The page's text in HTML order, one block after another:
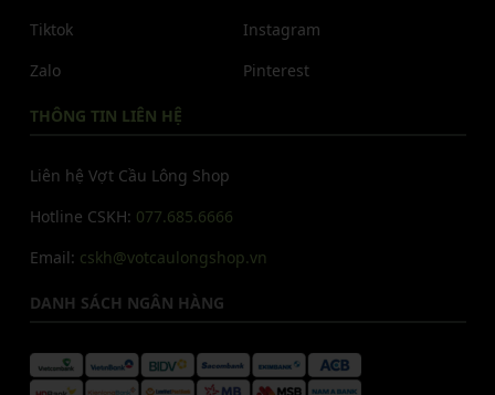
Tiktok
Zalo
Instagram
Pinterest
THÔNG TIN LIÊN HỆ
Liên hệ Vợt Cầu Lông Shop
Hotline CSKH: 077.685.6666
Email: cskh@votcaulongshop.vn
DANH SÁCH NGÂN HÀNG